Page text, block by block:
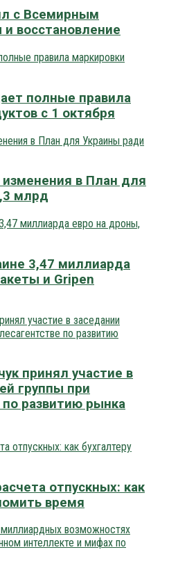
с Всемирным
восстановление
полные правила
с 1 октября
в План для
млрд
3,47 миллиарда
и Gripen
принял участие в
группы при
по развитию рынка
отпускных: как
время